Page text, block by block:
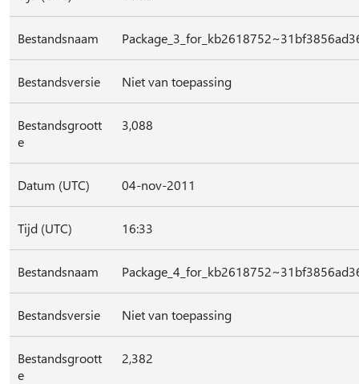
Bestandsnaam
Bestandsversie Niet van toepassing
Bestandsgroott
e
3,088
Datum (UTC) 04-nov-2011
Tijd (UTC) 16:33
Bestandsnaam
Bestandsversie Niet van toepassing
Bestandsgroott
e
2,382